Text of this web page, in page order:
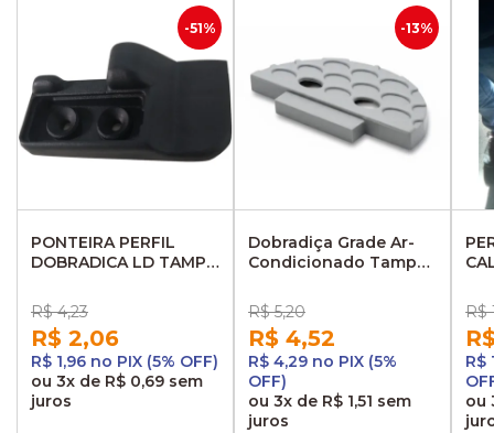
-51%
PONTEIRA PERFIL
DOBRADICA LD TAMPA
THUNDER 45306
R$ 4,23
R$ 2,06
R$ 1,96 no PIX (5% OFF)
ou 3x de R$ 0,69 sem
juros
-13%
Dobradiça Grade Ar-
Condicionado Tampa
R$ 5,20
R$ 4,52
R$ 4,29 no PIX (5%
OFF)
ou3x de R$ 1,51 sem
juros
R$
R$
ou